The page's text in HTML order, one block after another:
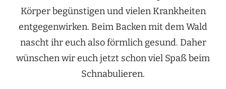
Körper begünstigen und vielen Krankheiten
entgegenwirken. Beim Backen mit dem Wald
nascht ihr euch also förmlich gesund. Daher
wünschen wir euch jetzt schon viel Spaß beim
Schnabulieren.